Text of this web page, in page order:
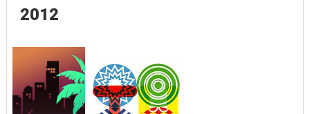
2012